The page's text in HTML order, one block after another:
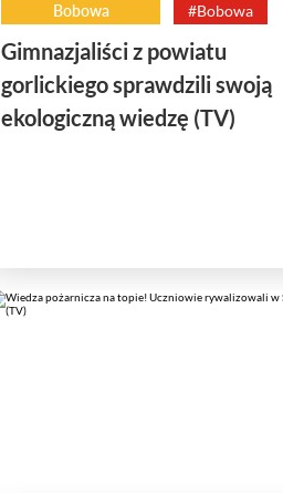
Bobowa #Bobowa
Gimnazjaliści z powiatu
gorlickiego sprawdzili swoją
ekologiczną wiedzę (TV)